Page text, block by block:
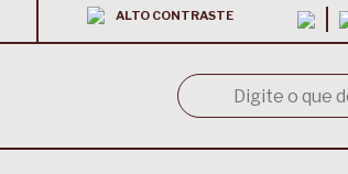
ALTO CONTRASTE